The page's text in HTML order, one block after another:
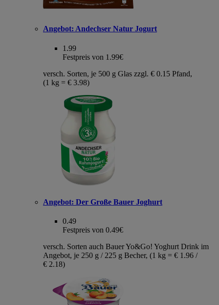
Angebot: Andechser Natur Jogurt
1.99
Festpreis von 1.99€
versch. Sorten, je 500 g Glas zzgl. € 0.15 Pfand,
(1 kg = € 3.98)
Angebot: Der Große Bauer Joghurt
0.49
Festpreis von 0.49€
versch. Sorten auch Bauer Yo&Go! Yoghurt Drink im
Angebot, je 250 g / 225 g Becher, (1 kg = € 1.96 /
€ 2.18)